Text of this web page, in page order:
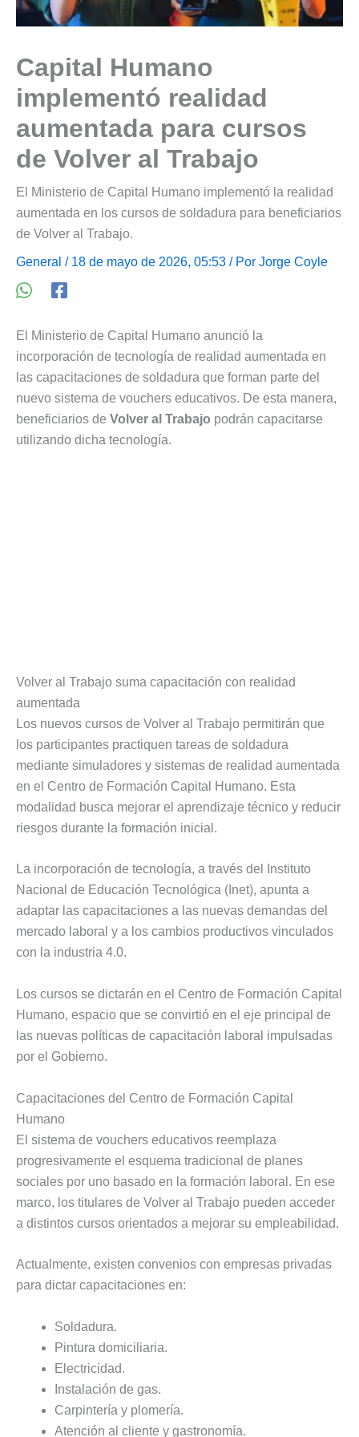
Capital Humano
implementó realidad
aumentada para cursos
de Volver al Trabajo
El Ministerio de Capital Humano implementó la realidad
aumentada en los cursos de soldadura para beneficiarios
de Volver al Trabajo.
General / 18 de mayo de 2026, 05:53 / Por Jorge Coyle
El Ministerio de Capital Humano anunció la
incorporación de tecnología de realidad aumentada en
las capacitaciones de soldadura que forman parte del
nuevo sistema de vouchers educativos. De esta manera,
beneficiarios de Volver al Trabajo podrán capacitarse
utilizando dicha tecnología.
Volver al Trabajo suma capacitación con realidad
aumentada
Los nuevos cursos de Volver al Trabajo permitirán que
los participantes practiquen tareas de soldadura
mediante simuladores y sistemas de realidad aumentada
en el Centro de Formación Capital Humano. Esta
modalidad busca mejorar el aprendizaje técnico y reducir
riesgos durante la formación inicial.
La incorporación de tecnología, a través del Instituto
Nacional de Educación Tecnológica (Inet), apunta a
adaptar las capacitaciones a las nuevas demandas del
mercado laboral y a los cambios productivos vinculados
con la industria 4.0.
Los cursos se dictarán en el Centro de Formación Capital
Humano, espacio que se convirtió en el eje principal de
las nuevas políticas de capacitación laboral impulsadas
por el Gobierno.
Capacitaciones del Centro de Formación Capital
Humano
El sistema de vouchers educativos reemplaza
progresivamente el esquema tradicional de planes
sociales por uno basado en la formación laboral. En ese
marco, los titulares de Volver al Trabajo pueden acceder
a distintos cursos orientados a mejorar su empleabilidad.
Actualmente, existen convenios con empresas privadas
para dictar capacitaciones en:
Soldadura.
Pintura domiciliaria.
Electricidad.
Instalación de gas.
Carpintería y plomería.
Atención al cliente y gastronomía.